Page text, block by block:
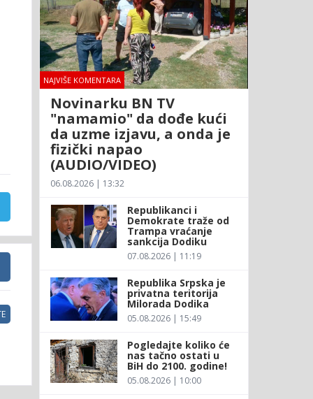
NAJVIŠE KOMENTARA
Novinarku BN TV
"namamio" da dođe kući
da uzme izjavu, a onda je
fizički napao
(AUDIO/VIDEO)
06.08.2026 | 13:32
Republikanci i
Demokrate traže od
Trampa vraćanje
sankcija Dodiku
07.08.2026 | 11:19
Republika Srpska je
privatna teritorija
Milorada Dodika
05.08.2026 | 15:49
Pogledajte koliko će
nas tačno ostati u
BiH do 2100. godine!
05.08.2026 | 10:00